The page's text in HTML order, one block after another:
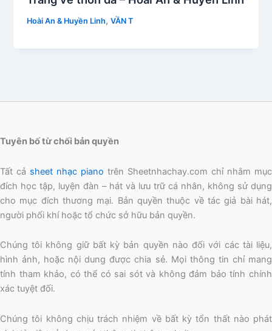
Hoài An & Huyền Linh,VẦN T
Tuyên bố từ chối bản quyền
Tất cả sheet nhạc piano trên Sheetnhachay.com chỉ nhằm mục
đích học tập, luyện đàn – hát và lưu trữ cá nhân, không sử dụng
cho mục đích thương mại. Bản quyền thuộc về tác giả bài hát,
người phối khí hoặc tổ chức sở hữu bản quyền.
Chúng tôi không giữ bất kỳ bản quyền nào đối với các tài liệu,
hình ảnh, hoặc nội dung được chia sẻ. Mọi thông tin chỉ mang
tính tham khảo, có thể có sai sót và không đảm bảo tính chính
xác tuyệt đối.
Chúng tôi không chịu trách nhiệm về bất kỳ tổn thất nào phát